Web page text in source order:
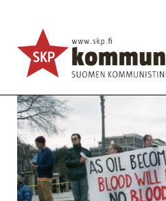
ISIS oli ja on
Blogi Avainsanat:Iran,ISIS,
9.1.2020 - 18:58